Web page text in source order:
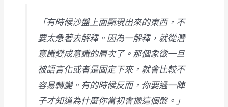
「有時候沙盤上面顯現出來的東西，不
要太急著去解釋。因為一解釋，就從潛
意識變成意識的層次了。那個象徵一旦
被語言化或者是固定下來，就會比較不
容易轉變。有的時候反而，你要過一陣
子才知道為什麼你當初會擺這個盤。」